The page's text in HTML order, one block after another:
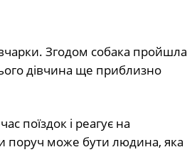
Згодом собака пройшла
дівчина ще приблизно
поїздок і реагує на
поруч може бути людина, яка